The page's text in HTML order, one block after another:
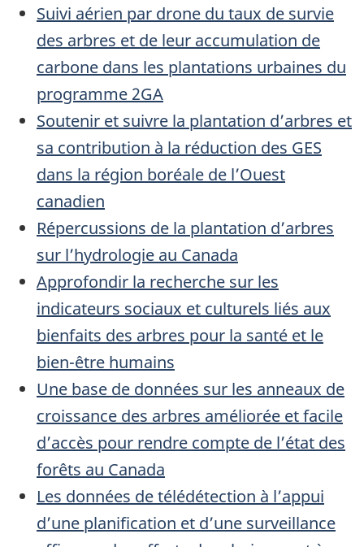
Suivi aérien par drone du taux de survie
des arbres et de leur accumulation de
carbone dans les plantations urbaines du
programme 2GA
Soutenir et suivre la plantation d’arbres et
sa contribution à la réduction des GES
dans la région boréale de l’Ouest
canadien
Répercussions de la plantation d’arbres
sur l’hydrologie au Canada
Approfondir la recherche sur les
indicateurs sociaux et culturels liés aux
bienfaits des arbres pour la santé et le
bien-être humains
Une base de données sur les anneaux de
croissance des arbres améliorée et facile
d’accès pour rendre compte de l’état des
forêts au Canada
Les données de télédétection à l’appui
d’une planification et d’une surveillance